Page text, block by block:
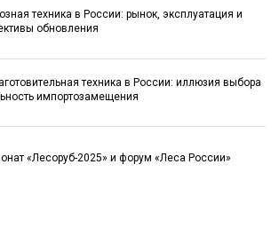
техника в России: рынок, эксплуатация и
обновления
техника в России: иллюзия выбора
импортозамещения
«Лесоруб-2025» и форум «Леса России»